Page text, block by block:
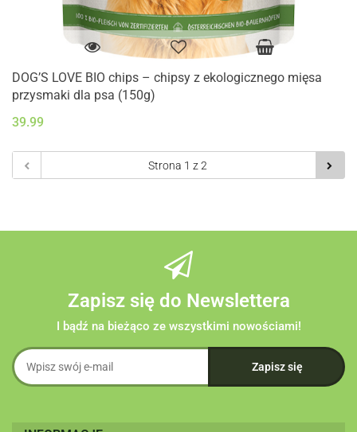
DOG’S LOVE BIO chips – chipsy z ekologicznego mięsa
przysmaki dla psa (150g)
39.99
Zapisz się do Newslettera
I bądź na bieżąco ze wszystkimi nowościami!